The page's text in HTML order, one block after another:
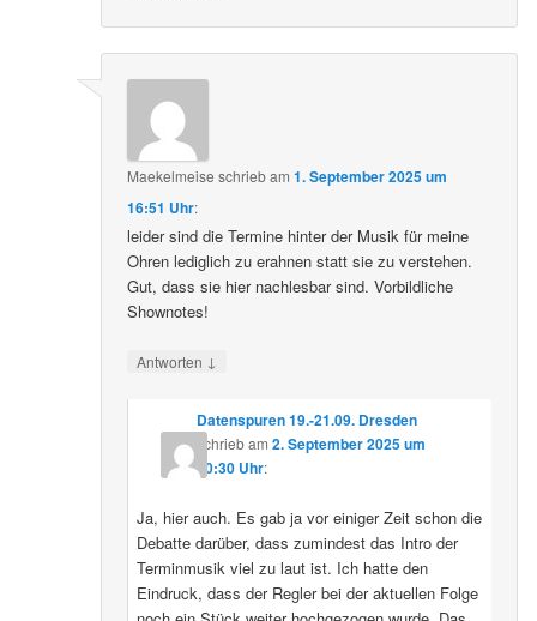
Maekelmeise schriebam1. September 2025 um
16:51 Uhr:
leider sind die Termine hinter der Musik für meine
Ohren lediglich zu erahnen statt sie zu verstehen.
Gut, dass sie hier nachlesbar sind. Vorbildliche
Shownotes!
Antworten ↓
Datenspuren 19.-21.09. Dresden
schriebam 2. September 2025 um
10:30 Uhr:
Ja, hier auch. Es gab ja vor einiger Zeit schon die
Debatte darüber, dass zumindest das Intro der
Terminmusik viel zu laut ist. Ich hatte den
Eindruck, dass der Regler bei der aktuellen Folge